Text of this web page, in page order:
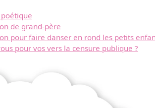
poétique
de grand-père
pour faire danser en rond les petits
pour vos vers la censure publique ?